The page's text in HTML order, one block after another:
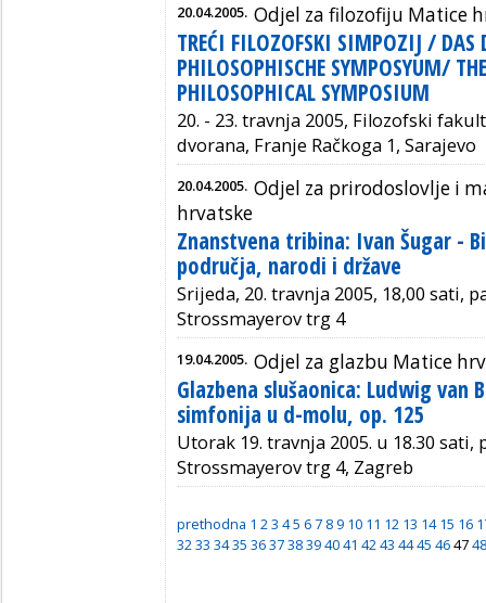
20.04.2005. Odjel za filozofiju Matice
TREĆI FILOZOFSKI SIMPOZIJ / DAS
PHILOSOPHISCHE SYMPOSYUM/
PHILOSOPHICAL SYMPOSIUM
20. - 23. travnja 2005, Filozofski
dvorana, Franje Račkoga 1, Sarajevo
20.04.2005. Odjel za prirodoslovlje i
hrvatske
Znanstvena tribina: Ivan Šugar -
područja, narodi i države
Srijeda, 20. travnja 2005, 18,00 sati,
Strossmayerov trg 4
19.04.2005. Odjel za glazbu Matice
Glazbena slušaonica: Ludwig van
simfonija u d-molu, op. 125
Utorak 19. travnja 2005. u 18.30 sati,
Strossmayerov trg 4, Zagreb
prethodna 1 23 45 6 7 8 9 10 11 12 13 14 15 16
3233 3435 363738394041 4243 4445 464748